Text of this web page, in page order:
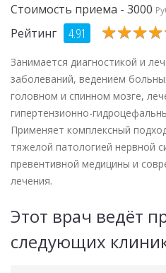
Стоимость приема - 3000
Рейтинг 4.91 ★★★★
★★★★
Занимается диагностикой и
заболеваний, ведением
головном и спинном мозге,
гипертензионно-
Применяет комплексный
тяжелой патологией нервной
превентивной медицины и
лечения.
Этот врач ведёт
следующих